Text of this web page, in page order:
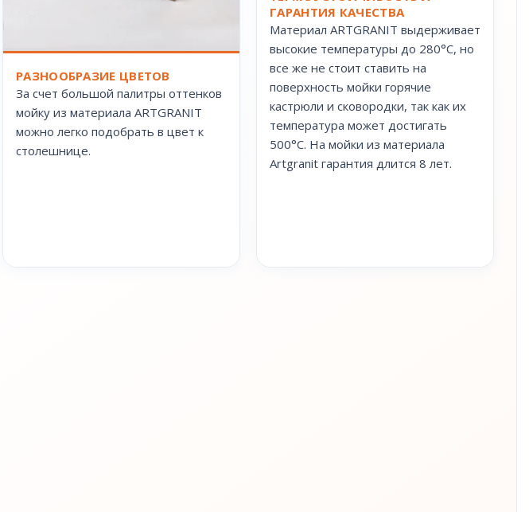
РАЗНООБРАЗИЕ ЦВЕТОВ
За счет большой палитры оттенков
мойку из материала ARTGRANIT
можно легко подобрать в цвет к
столешнице.
ГАРАНТИЯ КАЧЕСТВА
Материал ARTGRANIT выдерживает
высокие температуры до 280°С, но
все же не стоит ставить на
поверхность мойки горячие
кастрюли и сковородки, так как их
температура может достигать
500°С. На мойки из материала
Artgranit гарантия длится 8 лет.